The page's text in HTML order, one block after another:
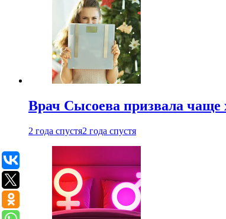
Врач Сысоева призвала чаще
2 года спустя2 года спустя